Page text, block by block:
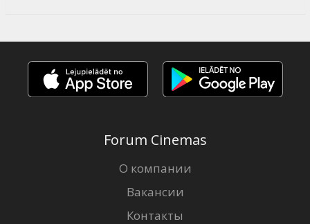
Forum Cinemas
О компании
Вакансии
Контакты